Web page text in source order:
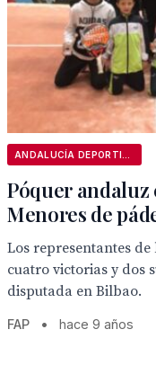
Póquer
Menores de
Los representantes
cuatro victorias y dos
disputada en Bilbao.
FAP • hace 9 años